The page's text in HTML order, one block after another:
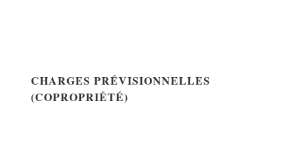
CHARGES PRÉVISIONNELLES
(COPROPRIÉTÉ)